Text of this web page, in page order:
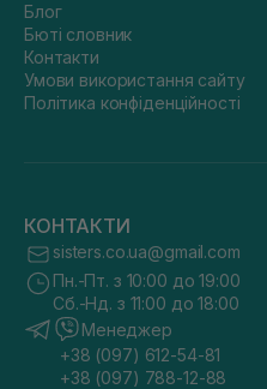
Блог
Бюті словник
Контакти
Умови використання сайту
Політика конфіденційності
КОНТАКТИ
sisters.co.ua@gmail.com
Пн.-Пт. з 10:00 до 19:00
Сб.-Нд. з 11:00 до 18:00
Менеджер
+38 (097) 612-54-81
+38 (097) 788-12-88